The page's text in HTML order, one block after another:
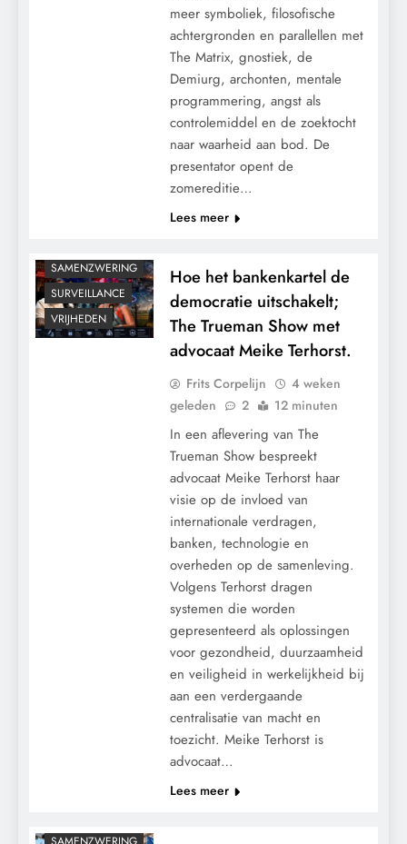
meer symboliek, filosofische
achtergronden en parallellen met
The Matrix, gnostiek, de
Demiurg, archonten, mentale
programmering, angst als
controlemiddel en de zoektocht
naar waarheid aan bod. De
presentator opent de
zomereditie…
Lees meer
SAMENZWERING
SURVEILLANCE
VRIJHEDEN
Hoe het bankenkartel de
democratie uitschakelt;
The Trueman Show met
advocaat Meike Terhorst.
Frits Corpelijn
4 weken
geleden
2 12 minuten
In een aflevering van The
Trueman Show bespreekt
advocaat Meike Terhorst haar
visie op de invloed van
internationale verdragen,
banken, technologie en
overheden op de samenleving.
Volgens Terhorst dragen
systemen die worden
gepresenteerd als oplossingen
voor gezondheid, duurzaamheid
en veiligheid in werkelijkheid bij
aan een verdergaande
centralisatie van macht en
toezicht. Meike Terhorst is
advocaat…
Lees meer